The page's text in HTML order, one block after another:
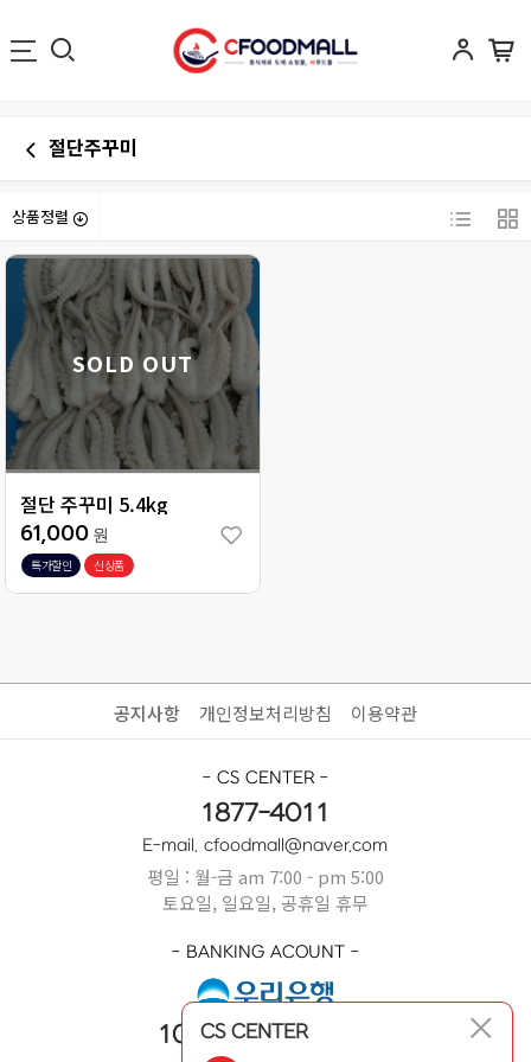
절단주꾸미
상품정렬
SOLD OUT
절단 주꾸미 5.4kg
61,000원
특가할인 신상품
공지사항 개인정보처리방침 이용약관
- CS CENTER -
1877-4011
E-mail. cfoodmall@naver.com
평일 : 월-금 am 7:00 - pm 5:00
토요일, 일요일, 공휴일 휴무
- BANKING ACOUNT -
1005-404-669631
CS CENTER